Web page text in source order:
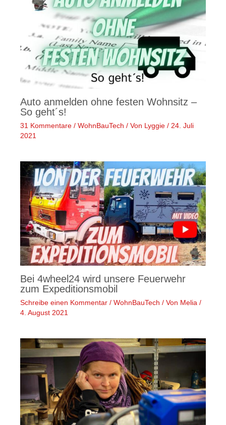
Auto anmelden ohne festen Wohnsitz –
So geht´s!
31 Kommentare / WohnBauTech / Von Lyggie / 24. Juli
2021
Bei 4wheel24 wird unsere Feuerwehr
zum Expeditionsmobil
Schreibe einen Kommentar / WohnBauTech / Von Melia /
4. August 2021